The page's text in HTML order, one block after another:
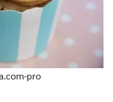
pro